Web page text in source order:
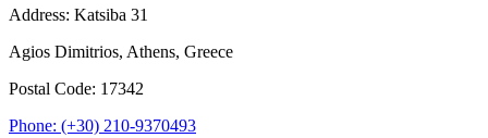
Address: Katsiba 31
Agios Dimitrios, Athens, Greece
Postal Code: 17342
Phone: (+30) 210-9370493